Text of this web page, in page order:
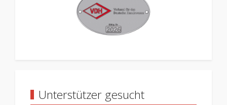
Unterstützer gesucht